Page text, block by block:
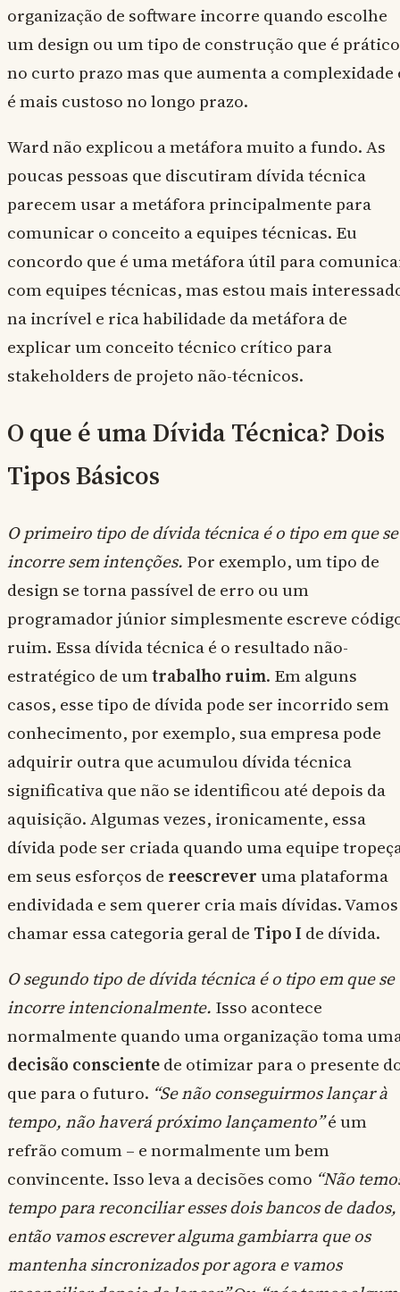
organização de software incorre quando escolhe
um design ou um tipo de construção que é prático
no curto prazo mas que aumenta a complexidade
é mais custoso no longo prazo.
Ward não explicou a metáfora muito a fundo. As
poucas pessoas que discutiram dívida técnica
parecem usar a metáfora principalmente para
comunicar o conceito a equipes técnicas. Eu
concordo que é uma metáfora útil para
com equipes técnicas, mas estou mais
na incrível e rica habilidade da metáfora de
explicar um conceito técnico crítico para
stakeholders de projeto não-técnicos.
O que é uma Dívida Técnica? Dois
Tipos Básicos
O primeiro tipo de dívida técnica é o tipo em que se
incorre sem intenções. Por exemplo, um tipo de
design se torna passível de erro ou um
programador júnior simplesmente escreve
ruim. Essa dívida técnica é o resultado não-
estratégico de umtrabalho ruim. Em alguns
casos, esse tipo de dívida pode ser incorrido sem
conhecimento, por exemplo, sua empresa pode
adquirir outra que acumulou dívida técnica
significativa que não se identificou até depois da
aquisição. Algumas vezes, ironicamente, essa
dívida pode ser criada quando uma equipe
em seus esforços de reescreveruma plataforma
endividada e sem querer cria mais dívidas. Vamos
chamar essa categoria geral de Tipo I de dívida.
O segundo tipo de dívida técnica é o tipo em que se
incorre intencionalmente. Isso acontece
normalmente quando uma organização toma
decisão conscientede otimizar para o presente
que para o futuro. “Se não conseguirmos lançar à
tempo, não haverá próximo lançamento”é um
refrão comum – e normalmente um bem
convincente. Isso leva a decisões como “Não
tempo para reconciliar esses dois bancos de dados,
então vamos escrever alguma gambiarra que os
mantenha sincronizados por agora e vamos